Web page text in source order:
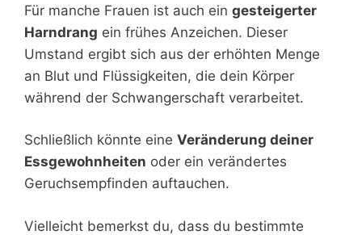
Für manche Frauen ist auch ein gesteigerter
Harndrang ein frühes Anzeichen. Dieser
Umstand ergibt sich aus der erhöhten Menge
an Blut und Flüssigkeiten, die dein Körper
während der Schwangerschaft verarbeitet.
Schließlich könnte eine Veränderung deiner
Essgewohnheiten oder ein verändertes
Geruchsempfinden auftauchen.
Vielleicht bemerkst du, dass du bestimmte